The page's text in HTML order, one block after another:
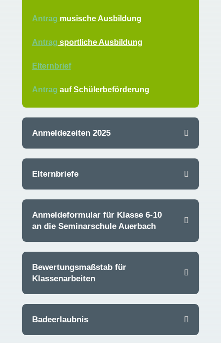
Antrag musische Ausbildung
Antrag sportliche Ausbildung
Elternbrief
Antrag auf Schülerbeförderung
Anmeldezeiten 2025
Elternbriefe
Anmeldeformular für Klasse 6-10
an die Seminarschule Auerbach
Bewertungsmaßstab für
Klassenarbeiten
Badeerlaubnis